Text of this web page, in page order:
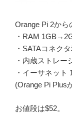
Orange Pi 2から
・RAM
・SATAコネク
・内蔵ストレー
・イーサネッ
(Orange Pi Plus
お値段は$52。